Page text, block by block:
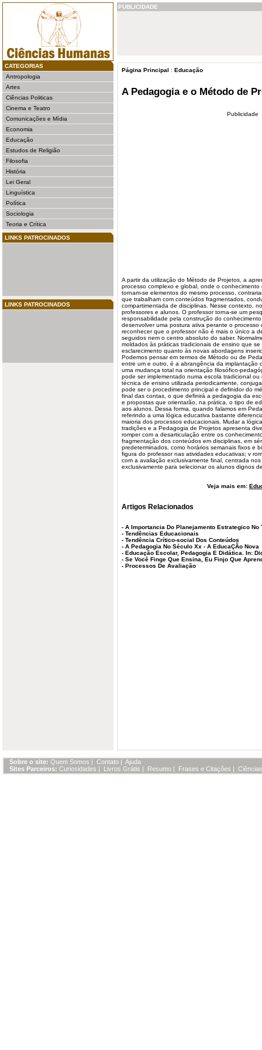
CATEGORIAS
Antropologia
Artes
Ciências Politicas
Cinema e Teatro
Comunicações e Mídia
Economia
Educação
Estudos de Religião
Filosofia
História
Lei Geral
Linguística
Política
Sociologia
Teoria e Crítica
LINKS PATROCINADOS
LINKS PATROCINADOS
PUBLICIDADE
Página Principal : Educação
A Pedagogia e o Método de
Publicidade
A partir da utilização do Método de Projetos, a
processo complexo e global, onde o
tornam-se elementos do mesmo processo,
que trabalham com conteúdos fragmentados,
compartimentada de disciplinas. Nesse contexto,
professores e alunos . O professor torna-se um
responsabilidade pela construção do
desenvolver uma postura ativa perante o processo
reconhecer que o professor não é mais o único a
seguidos nem o centro absoluto do saber.
moldados às práticas tradicionais de ensino que
esclarecimento quanto às novas abordagens
Podemos pensar em termos de Método ou de
entre um e outro, é a abrangência da implantação
uma mudança total na orientação filosófico-
pode ser implementado numa escola tradicional ou
técnica de ensino utilizada periodicamente,
pode ser o procedimento principal e definidor do
final das contas, o que definirá a pedagogia da
e propostas que orientarão, na prática, o tipo de
aos alunos. Dessa forma, quando falamos em
referindo a uma lógica educativa bastante
maioria dos processos educacionais. Mudar a
tradições e a Pedagogia de Projetos apresenta
romper com a desarticulação entre os
fragmentação dos conteúdos em disciplinas, em
predeterminados, como horários semanais fixos e
figura do professor nas atividades educativas; v
com a avaliação exclusivamente final, centrada
exclusivamente para selecionar os alunos dignos
Veja mais em:
Artigos Relacionados
- A Importancia Do Planejamento Estrategico No
- Tendências Educacionais
- Tendência Crítico-social Dos Conteúdos
- A Pedagogia No Século Xx - A EducaÇÃo Nova
- Educação Escolar, Pedagogia E Didática. In:
- Se Você Finge Que Ensina, Eu Finjo Que
- Processos De Avaliação
Sobre o site: Quem Somos | Contato | Ajuda
Sites Parceiros: Curiosidades | Livros Grátis | Resumo | Frases e Citações |